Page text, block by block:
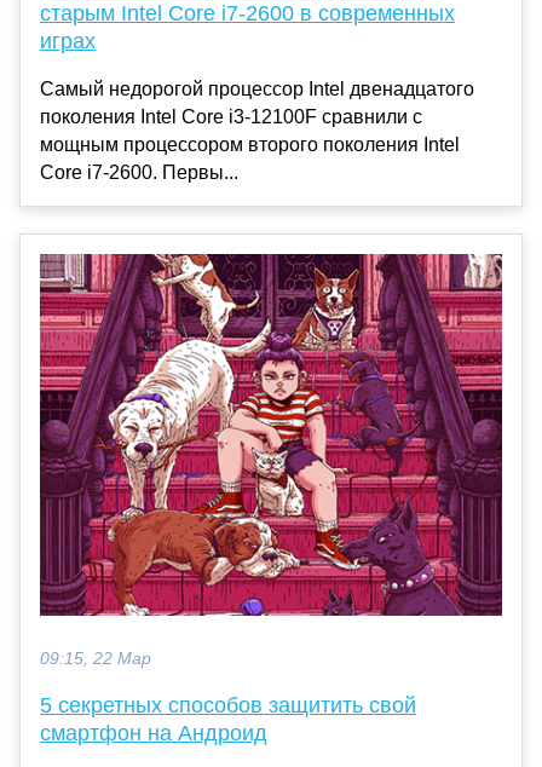
старым Intel Core i7-2600 в современных
играх
Самый недорогой процессор Intel двенадцатого
поколения Intel Core i3-12100F сравнили с
мощным процессором второго поколения Intel
Core i7-2600. Первы...
09:15, 22 Мар
5 секретных способов защитить свой
смартфон на Андроид